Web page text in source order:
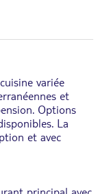
variée
et
Options
La
et avec